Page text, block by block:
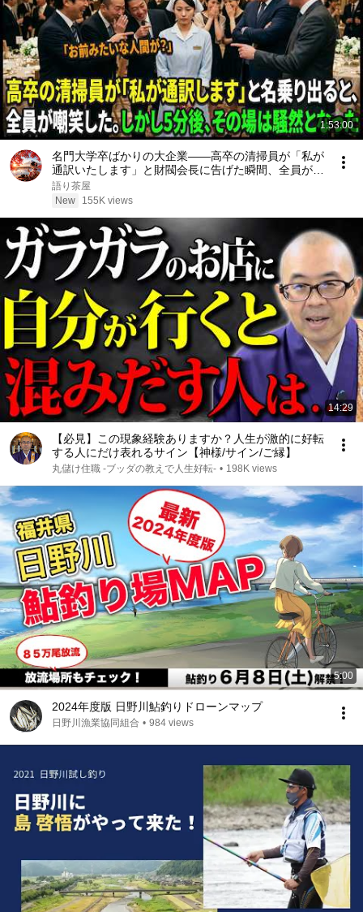
1:53:00
名門大学卒ばかりの大企業――高卒の清掃員が「私が
通訳いたします」と財閥会長に告げた瞬間、全員が嘲
笑した。しかし5分後、その場は静まり返った。#動
エピソード#老後の物語 #家族の物語
語り茶屋
New
155K views
14:29
【必見】この現象経験ありますか？人生が激的に好転
する人にだけ表れるサイン【神様/サイン/ご縁】
丸儲け住職 -ブッダの教えで人生好転- • 198K views
5:00
2024年度版 日野川鮎釣りドローンマップ
日野川漁業協同組合 • 984 views